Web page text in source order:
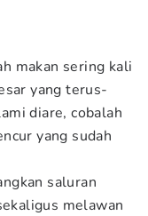
makan sering kali
yang terus-
diare, cobalah
yang sudah
saluran
melawan